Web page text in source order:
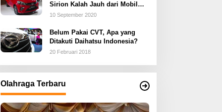
Sirion Kalah Jauh dari Mobil
LCGC
10 September 2020
Belum Pakai CVT, Apa yang
Ditakuti Daihatsu Indonesia?
20 Februari 2018
Olahraga Terbaru